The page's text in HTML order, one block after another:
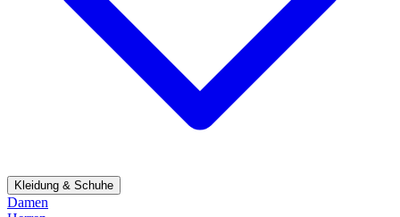
Kleidung & Schuhe
Damen